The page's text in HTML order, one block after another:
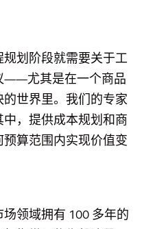
划阶段就需要关于工
——尤其是在一个商品
世界里。我们的专家
，提供成本规划和商
算范围内实现价值变
领域拥有 100 多年的